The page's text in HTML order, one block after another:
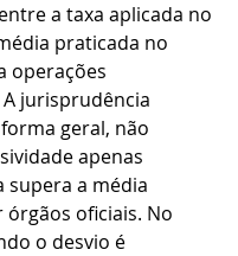
a taxa aplicada no
praticada no
operações
jurisprudência
geral, não
apenas
supera a média
órgãos oficiais. No
o desvio é